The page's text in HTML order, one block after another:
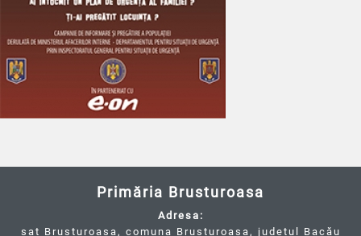
Primăria Brusturoasa
Adresa:
sat Brusturoasa, comuna Brusturoasa, județul Bacău